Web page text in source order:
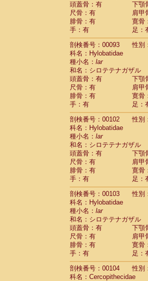
頭蓋骨：有
下顎
尺骨：有
肩甲
腓骨：有
寛骨
手：有
足：
剖検番号：00093
性別
科名：Hylobatidae
種小名： lar
和名：シロテテナガザル
頭蓋骨：有
下顎
尺骨：有
肩甲
腓骨：有
寛骨
手：有
足：
剖検番号：00102
性別
科名：Hylobatidae
種小名： lar
和名：シロテテナガザル
頭蓋骨：有
下顎
尺骨：有
肩甲
腓骨：有
寛骨
手：有
足：
剖検番号：00103
性別
科名：Hylobatidae
種小名： lar
和名：シロテテナガザル
頭蓋骨：有
下顎
尺骨：有
肩甲
腓骨：有
寛骨
手：有
足：
剖検番号：00104
性別
科名：Cercopithecidae